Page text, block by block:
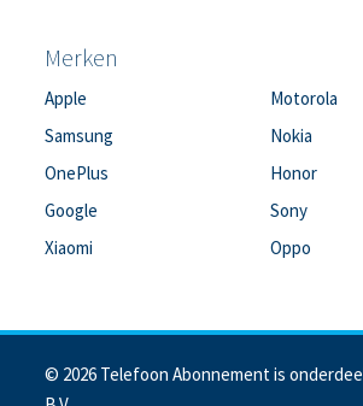
Merken
Apple
Samsung
OnePlus
Google
Xiaomi
Motorola
Nokia
Honor
Sony
Oppo
© 2026 Telefoon Abonnement is